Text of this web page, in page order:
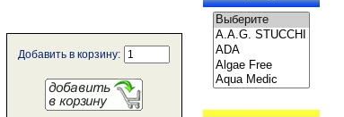
Добавить в корзину: